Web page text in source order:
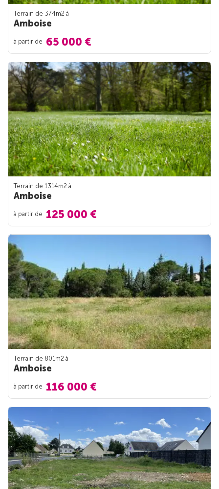
Terrain de 374m2 à
Amboise
à partir de 65 000 €
Terrain de 1314m2 à
Amboise
à partir de 125 000 €
Terrain de 801m2 à
Amboise
à partir de 116 000 €